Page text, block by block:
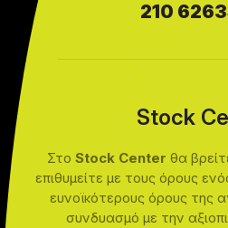
210
Stock
Στο Stock Center θα
επιθυμείτε με τους όρους
ευνοϊκότερους όρους της
συνδυασμό με την